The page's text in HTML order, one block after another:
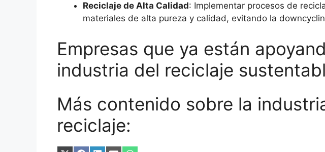
Reciclaje de Alta Calidad: Implementar procesos de
materiales de alta pureza y calidad, evitando la
Empresas que ya están
industria del reciclaje
Más contenido sobre la
reciclaje: